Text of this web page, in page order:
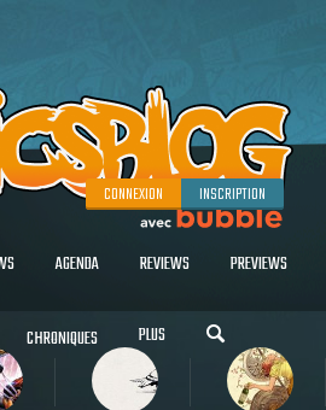
CONNEXION INSCRIPTION
AGENDA REVIEWS PREVIEWS
CHRONIQUES PLUS